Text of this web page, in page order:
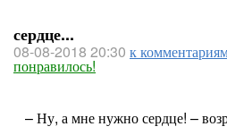
сердце...
08-08-2018 20:30 к
понравилось!
– Ну, а мне нужно сердце! –